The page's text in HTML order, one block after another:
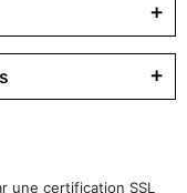
une certification SSL